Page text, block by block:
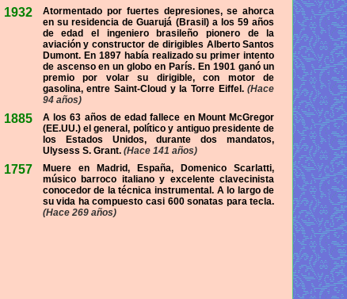
1932
Atormentado por fuertes depresiones, se ahorca
en su residencia de Guarujá (Brasil) a los 59 años
de edad el ingeniero brasileño pionero de la
aviación y constructor de dirigibles Alberto Santos
Dumont. En 1897 había realizado su primer intento
de ascenso en un globo en París. En 1901 ganó un
premio por volar su dirigible, con motor de
gasolina, entre Saint-Cloud y la Torre Eiffel.(Hace
94 años)
1885
A los 63 años de edad fallece en Mount McGregor
(EE.UU.) el general, político y antiguo presidente de
los Estados Unidos, durante dos mandatos,
Ulysess S. Grant.(Hace 141 años)
1757
Muere en Madrid, España, Domenico Scarlatti,
músico barroco italiano y excelente clavecinista
conocedor de la técnica instrumental. A lo largo de
su vida ha compuesto casi 600 sonatas para tecla.
(Hace 269 años)